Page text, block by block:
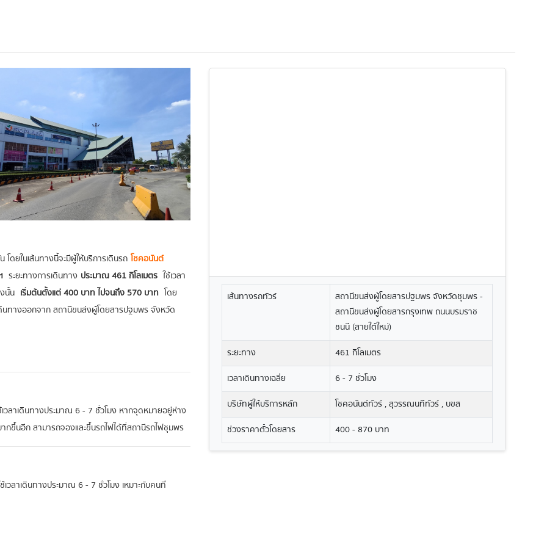
ดยในเส้นทางนี้จะมีผู้ให้บริการเดินรถ โชคอนันต์
ระยะทางการเดินทาง ประมาณ 461 กิโลเมตร ใช้เวลา
นั้น เริ่มต้นตั้งแต่ 400 บาท ไปจนถึง 570 บาท โดย
นทางออกจาก สถานีขนส่งผู้โดยสารปฐมพร จังหวัด
เวลาเดินทางประมาณ 6 - 7 ชั่วโมง หากจุดหมายอยู่ห่าง
ากขึ้นอีก สามารถจองและขึ้นรถไฟได้ที่สถานีรถไฟชุมพร
วลาเดินทางประมาณ 6 - 7 ชั่วโมง เหมาะกับคนที่
เส้นทางรถทัวร์
สถานีขนส่งผู้โดยสารปฐมพร จังหวัดชุมพร -
สถานีขนส่งผู้โดยสารกรุงเทพ ถนนบรมราช
ชนนี (สายใต้ใหม่)
ระยะทาง
461 กิโลเมตร
เวลาเดินทางเฉลี่ย
6 - 7 ชั่วโมง
บริษัทผู้ให้บริการหลัก
โชคอนันต์ทัวร์ , สุวรรณนทีทัวร์ , บขส
ช่วงราคาตั๋วโดยสาร
400 - 870 บาท